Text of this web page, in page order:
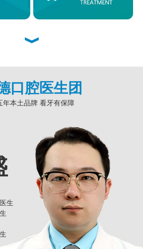
口腔医生团
年本土品牌 看牙有保障
生